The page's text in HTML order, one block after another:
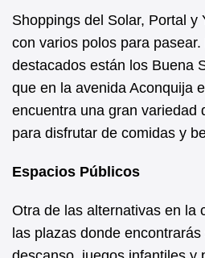
Shoppings del Solar, Portal y
con varios polos para
destacados están los Buena
que en la avenida Aconquija
encuentra una gran variedad
para disfrutar de comidas y
Espacios Públicos
Otra de las alternativas en la
las plazas donde